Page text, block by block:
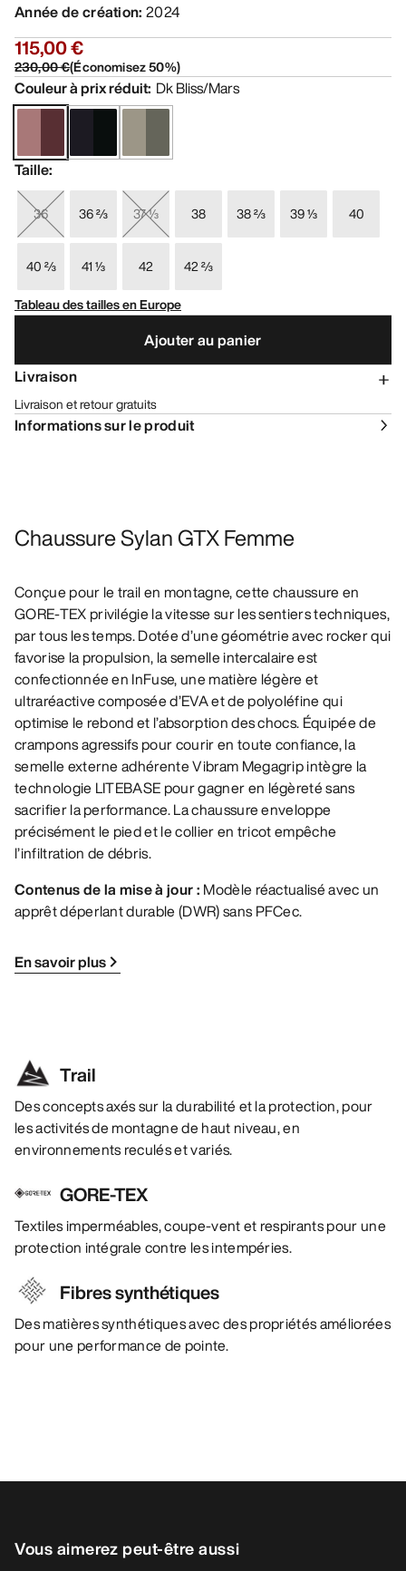
Année de création: 2024
115,00 €
230,00 €(Économisez50%)
Couleur à prix réduit: Dk Bliss/Mars
Taille:
36 36 ⅔ 37 ⅓ 38 38 ⅔ 39 ⅓ 40
40 ⅔ 41 ⅓ 42
42 ⅔
Tableau des tailles en Europe
Ajouter au panier
Livraison
Livraison et retour gratuits
Informations sur le produit
Chaussure Sylan GTX Femme
Conçue pour le trail en montagne, cette chaussure en
GORE-TEX privilégie la vitesse sur les sentiers techniques,
par tous les temps. Dotée d’une géométrie avec rocker qui
favorise la propulsion, la semelle intercalaire est
confectionnée en InFuse, une matière légère et
ultraréactive composée d’EVA et de polyoléfine qui
optimise le rebond et l’absorption des chocs. Équipée de
crampons agressifs pour courir en toute confiance, la
semelle externe adhérente Vibram Megagrip intègre la
technologie LITEBASE pour gagner en légèreté sans
sacrifier la performance. La chaussure enveloppe
précisément le pied et le collier en tricot empêche
l’infiltration de débris.
Contenus de la mise à jour : Modèle réactualisé avec un
apprêt déperlant durable (DWR) sans PFCec.
En savoir plus
Trail
Des concepts axés sur la durabilité et la protection, pour
les activités de montagne de haut niveau, en
environnements reculés et variés.
GORE-TEX
Textiles imperméables, coupe-vent et respirants pour une
protection intégrale contre les intempéries.
Fibres synthétiques
Des matières synthétiques avec des propriétés améliorées
pour une performance de pointe.
Vous aimerez peut-être aussi